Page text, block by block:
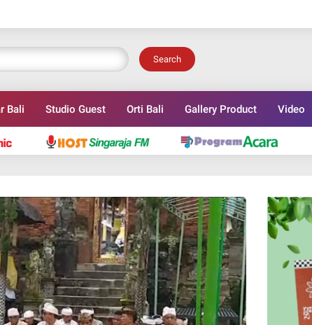
Search
Bali Studio Guest Orti Bali Gallery Product Video